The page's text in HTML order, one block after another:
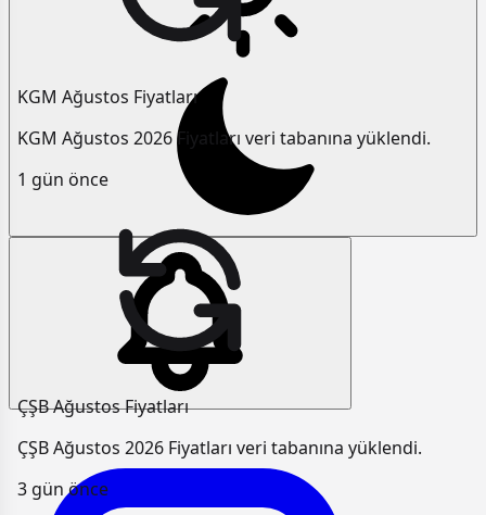
KGM Ağustos Fiyatları
KGM Ağustos 2026 Fiyatları veri tabanına yüklendi.
1 gün önce
ÇŞB Ağustos Fiyatları
ÇŞB Ağustos 2026 Fiyatları veri tabanına yüklendi.
3 gün önce